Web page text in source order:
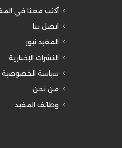
أكتب معنا في
اتصل بنا
المفيد نيوز
النشرات الإخبارية
سياسة الخصوصية
من نحن
وظائف المفيد